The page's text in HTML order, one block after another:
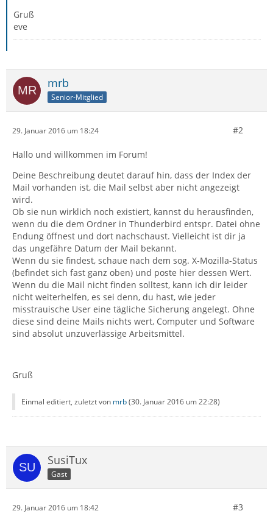
Gruß
eve
mrb
Senior-Mitglied
29. Januar 2016 um 18:24 #2
Hallo und willkommen im Forum!
Deine Beschreibung deutet darauf hin, dass der Index der
Mail vorhanden ist, die Mail selbst aber nicht angezeigt
wird.
Ob sie nun wirklich noch existiert, kannst du herausfinden,
wenn du die dem Ordner in Thunderbird entspr. Datei ohne
Endung öffnest und dort nachschaust. Vielleicht ist dir ja
das ungefähre Datum der Mail bekannt.
Wenn du sie findest, schaue nach dem sog. X-Mozilla-Status
(befindet sich fast ganz oben) und poste hier dessen Wert.
Wenn du die Mail nicht finden solltest, kann ich dir leider
nicht weiterhelfen, es sei denn, du hast, wie jeder
misstrauische User eine tägliche Sicherung angelegt. Ohne
diese sind deine Mails nichts wert, Computer und Software
sind absolut unzuverlässige Arbeitsmittel.
Gruß
Einmal editiert, zuletzt von mrb(30. Januar 2016 um 22:28)
SusiTux
Gast
29. Januar 2016 um 18:42 #3